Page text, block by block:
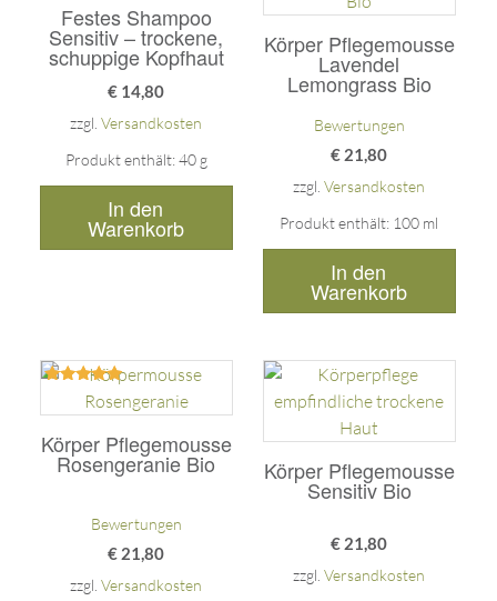
Festes Shampoo
Sensitiv – trockene,
schuppige Kopfhaut
€ 14,80
zzgl.Versandkosten
Produkt enthält: 40 g
In den
Warenkorb
Körper Pflegemousse
Lavendel
Lemongrass Bio
von 5
Bewertungen
€ 21,80
zzgl.Versandkosten
Produkt enthält: 100 ml
In den
Warenkorb
Körper Pflegemousse
Rosengeranie Bio
Bewertet
mit
von 5
Bewertungen
€ 21,80
zzgl.Versandkosten
Körper Pflegemousse
Sensitiv Bio
€ 21,80
zzgl.Versandkosten